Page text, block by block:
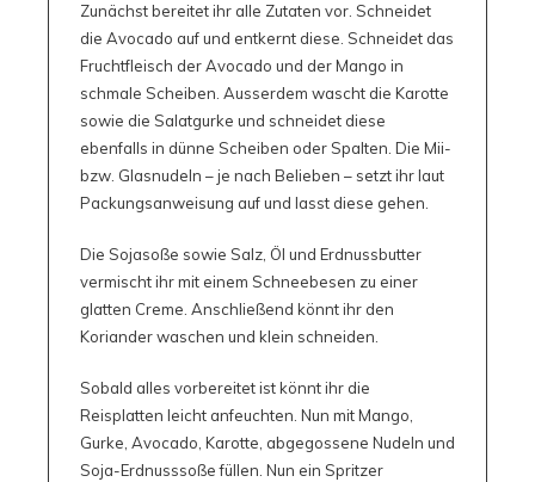
Zunächst bereitet ihr alle Zutaten vor. Schneidet
die Avocado auf und entkernt diese. Schneidet das
Fruchtfleisch der Avocado und der Mango in
schmale Scheiben. Ausserdem wascht die Karotte
sowie die Salatgurke und schneidet diese
ebenfalls in dünne Scheiben oder Spalten. Die Mii-
bzw. Glasnudeln – je nach Belieben – setzt ihr laut
Packungsanweisung auf und lasst diese gehen.
Die Sojasoße sowie Salz, Öl und Erdnussbutter
vermischt ihr mit einem Schneebesen zu einer
glatten Creme. Anschließend könnt ihr den
Koriander waschen und klein schneiden.
Sobald alles vorbereitet ist könnt ihr die
Reisplatten leicht anfeuchten. Nun mit Mango,
Gurke, Avocado, Karotte, abgegossene Nudeln und
Soja-Erdnusssoße füllen. Nun ein Spritzer